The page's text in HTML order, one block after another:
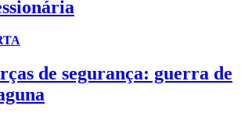
de segurança: guerra de